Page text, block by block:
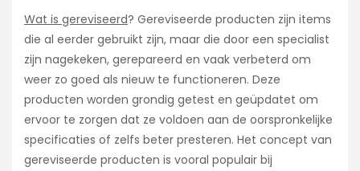
Wat is gereviseerd? Gereviseerde producten zijn items
die al eerder gebruikt zijn, maar die door een specialist
zijn nagekeken, gerepareerd en vaak verbeterd om
weer zo goed als nieuw te functioneren. Deze
producten worden grondig getest en geüpdatet om
ervoor te zorgen dat ze voldoen aan de oorspronkelijke
specificaties of zelfs beter presteren. Het concept van
gereviseerde producten is vooral populair bij